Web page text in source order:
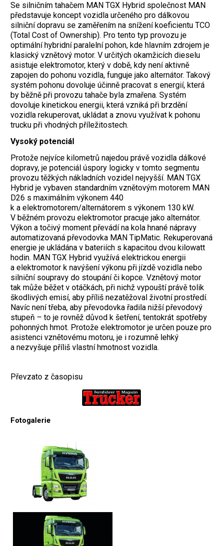
Se silničním tahačem MAN TGX Hybrid společnost MAN
představuje koncept vozidla určeného pro dálkovou
silniční dopravu se zaměřením na snížení koeficientu TCO
(Total Cost of Ownership). Pro tento typ provozu je
optimální hybridní paralelní pohon, kde hlavním zdrojem je
klasický vznětový motor. V určitých okamžicích dieselu
asistuje elektromotor, který v době, kdy není aktivně
zapojen do pohonu vozidla, funguje jako alternátor. Takový
systém pohonu dovoluje účinně pracovat s energií, která
by běžně při provozu tahače byla zmařena. Systém
dovoluje kinetickou energii, která vzniká při brzdění
vozidla rekuperovat, ukládat a znovu využívat k pohonu
trucku při vhodných příležitostech.
Vysoký potenciál
Protože nejvíce kilometrů najedou právě vozidla dálkové
dopravy, je potenciál úspory logicky v tomto segmentu
provozu těžkých nákladních vozidel nejvyšší. MAN TGX
Hybrid je vybaven standardním vznětovým motorem MAN
D26 s maximálním výkonem 440
k a elektromotorem/alternátorem s výkonem 130 kW.
V běžném provozu elektromotor pracuje jako alternátor.
Výkon a točivý moment převádí na kola hnané nápravy
automatizovaná převodovka MAN TipMatic. Rekuperovaná
energie je ukládána v bateriích s kapacitou dvou kilowatt
hodin. MAN TGX Hybrid využívá elektrickou energii
a elektromotor k navýšení výkonu při jízdě vozidla nebo
silniční soupravy do stoupání či kopce. Vznětový motor
tak může běžet v otáčkách, při nichž vypouští právě tolik
škodlivých emisí, aby příliš nezatěžoval životní prostředí.
Navíc není třeba, aby převodovka řadila nižší převodový
stupeň – to je rovněž důvod k šetření, tentokrát spotřeby
pohonných hmot. Protože elektromotor je určen pouze pro
asistenci vznětovému motoru, je i rozumně lehký
a nezvyšuje příliš vlastní hmotnost vozidla.
Převzato z časopisu
Fotogalerie